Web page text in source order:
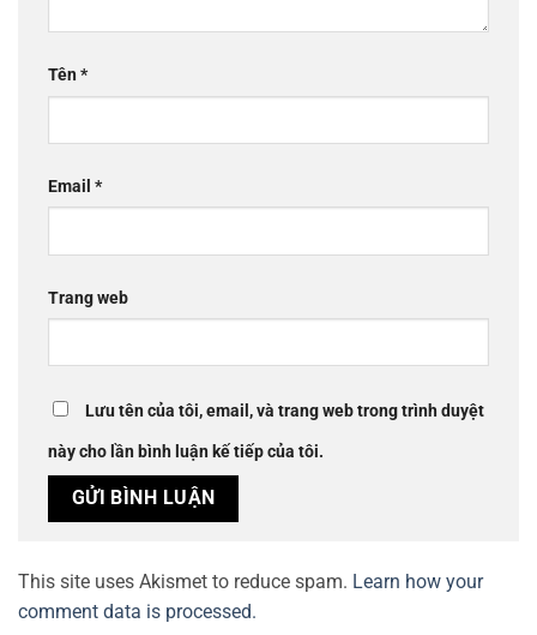
Tên*
Email *
Trang web
Lưu tên của tôi, email, và trang web trong trình duyệt
này cho lần bình luận kế tiếp của tôi.
This site uses Akismet to reduce spam. Learn how your
comment data is processed.